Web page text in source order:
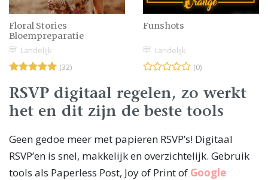
Floral Stories
Bloempreparatie
Landelijk
(32)
Funshots
Landelijk
(0)
RSVP digitaal regelen, zo werkt
het en dit zijn de beste tools
Geen gedoe meer met papieren RSVP’s! Digitaal
RSVP’en is snel, makkelijk en overzichtelijk. Gebruik
tools als Paperless Post, Joy of Print of Google